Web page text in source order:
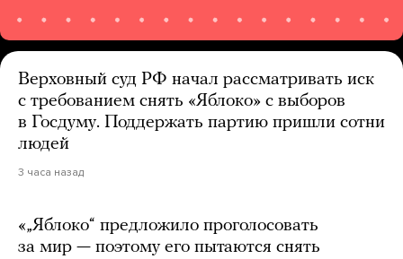
Верховный суд РФ начал рассматривать иск
с требованием снять «Яблоко» с выборов
в Госдуму. Поддержать партию пришли сотни
людей
3 часа назад
«„Яблоко“ предложило проголосовать
за мир — поэтому его пытаются снять